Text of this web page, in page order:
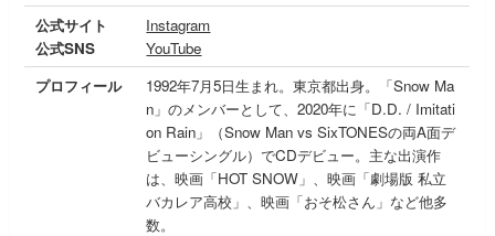
公式サイト
公式SNS
Instagram
YouTube
プロフィール
1992年7月5日生まれ。東京都出身。「Snow Ma
n」のメンバーとして、2020年に「D.D. / Imitati
on Rain」（Snow Man vs SixTONESの両A面デ
ビューシングル）でCDデビュー。主な出演作
は、映画「HOT SNOW」、映画「劇場版 私立
バカレア高校」、映画「おそ松さん」など他多
数。